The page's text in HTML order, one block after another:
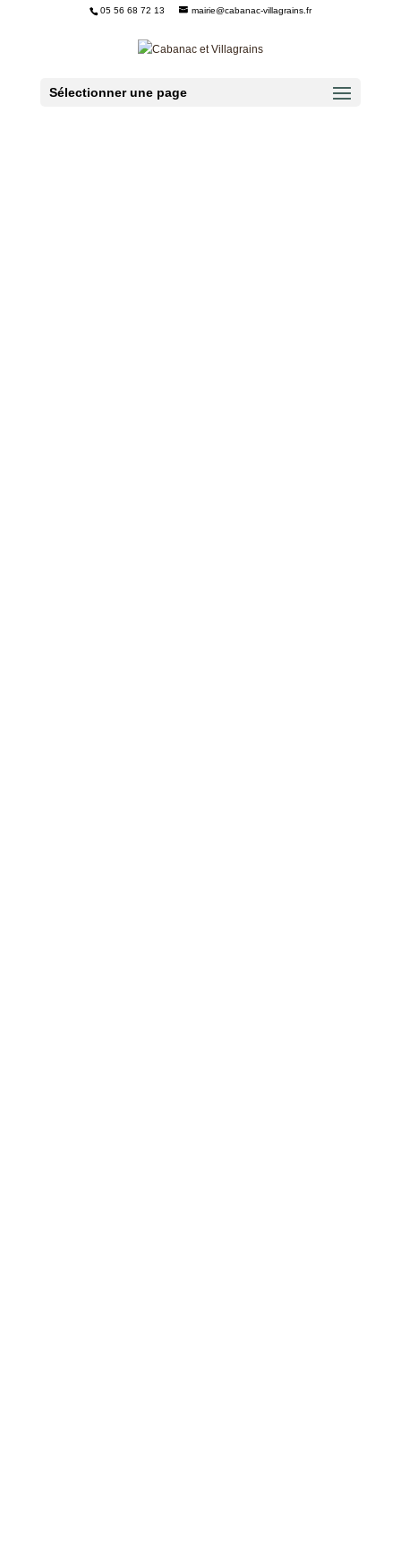
05 56 68 72 13 mairie@cabanac-villagrains.fr
Sélectionner une page